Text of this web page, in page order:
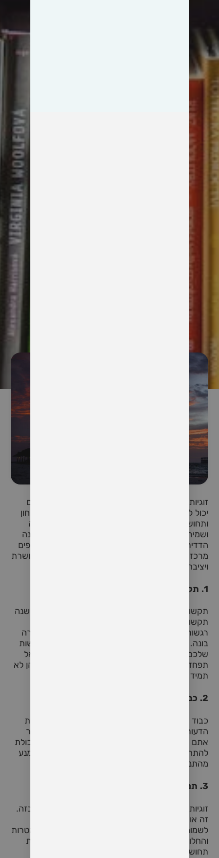
זוגיות טובה היא אחד ההישגים הגדולים ביותר שאדם
יכול לשאוף אליהם. היא מספקת תמיכה, אהבה, ביטחון
ותחושת שותפות עמוקה. עם זאת, יצירת זוגיות טובה
ושמירה עליה לאורך זמן דורשת עבודה מתמדת, הבנה
הדדית ותקשורת בריאה. במאמר זה, נסקור כמה טיפים
מרכזיים שיכולים לסייע לכם לבנות ולשמר זוגיות מאושרת
ויציבה.
1. תקשורת כנה ופתוחה
תקשורת היא הבסיס של כל זוגיות מוצלחת. כאשר ישנה
תקשורת כנה ופתוחה, בני הזוג יכולים לבטא את
רגשותיהם, לחלוק מחשבות ולפתור קונפליקטים בצורה
בונה. חשוב לדבר בגלוי על הציפיות, הרצונות והחששות
שלכם, ולהקשיב באמת למה שיש לצד השני לומר. אל
תפחדו לשתף בתחושות האישיות שלכם, אפילו אם הן לא
תמיד נוחות או קלות לשיחה.
2. כבוד הדדי
כבוד הוא עמוד תווך בזוגיות טובה. זה אומר לכבד את
הדעות, הרגשות והבחירות של בן/בת הזוג, גם כאשר
אתם לא תמיד מסכימים. כבוד הדדי כולל גם את היכולת
להתחשב בצרכים ובמרחב האישי של כל אחד, ולהימנע
מהתנהגויות פוגעניות או מעליבות.
3. תמיכה הדדית
זוגיות טובה מתאפיינת בתמיכה בלתי מתפשרת זה בזה.
זה אומר להיות שם עבור בן/בת הזוג ברגעים קשים,
לשמוח בשמחות שלהם, ולסייע להם להגשים את המטרות
והחלומות האישיים שלהם. תמיכה הדדית מחזקת את
תחושת השותפות ומעמיקה את הקשר הרגשי.